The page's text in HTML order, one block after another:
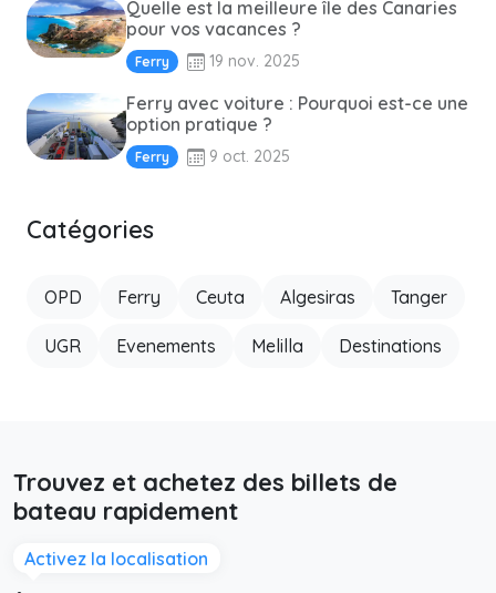
Quelle est la meilleure île des Canaries
pour vos vacances ?
Ferry 19 nov. 2025
Ferry avec voiture : Pourquoi est-ce une
option pratique ?
Ferry 9 oct. 2025
Catégories
OPD Ferry Ceuta Algesiras Tanger
UGR Evenements Melilla Destinations
Trouvez et achetez des billets de
bateau rapidement
Activez la localisation